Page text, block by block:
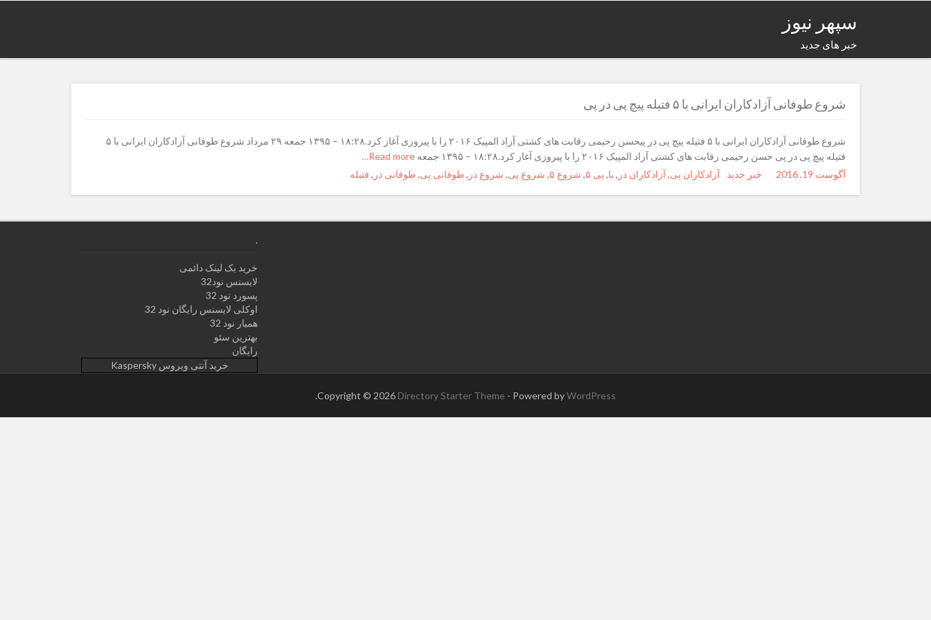
سپهر نیوز
خبر های جدید
شروع طوفانی آزادکاران ایرانی با ۵ فتیله پیچ پی در پی
شروع طوفانی آزادکاران ایرانی با ۵ فتیله پیچ پی در پیحسن رحیمی رقابت های کشتی آزاد المپیک ۲۰۱۶ را با پیروزی آغاز کرد.۱۸:۲۸ – ۱۳۹۵ جمعه ۲۹ مرداد شروع طوفانی آزادکاران ایرانی با ۵
فتیله پیچ پی در پی حسن رحیمی رقابت های کشتی آزاد المپیک ۲۰۱۶ را با پیروزی آغاز کرد.۱۸:۲۸ – ۱۳۹۵ جمعه
Posted
آگوست 19, 2016 Author
Categories
خبر جدید Tags
آزادکاران پی,آزادکاران در , با, پی ۵ , شروع ۵ , شروع پی, شروع در ,طوفانی پی,طوفانی در , فتیله
.
خرید بک لینک دائمی
لایسنس نود32
پسورد نود 32
اوکلی لایسنس رایگان نود 32
همیار نود 32
بهترین سئو
رایگان
خرید آنتی ویروس Kaspersky
Copyright © 2026 Directory Starter Theme - Powered byWordPress
.